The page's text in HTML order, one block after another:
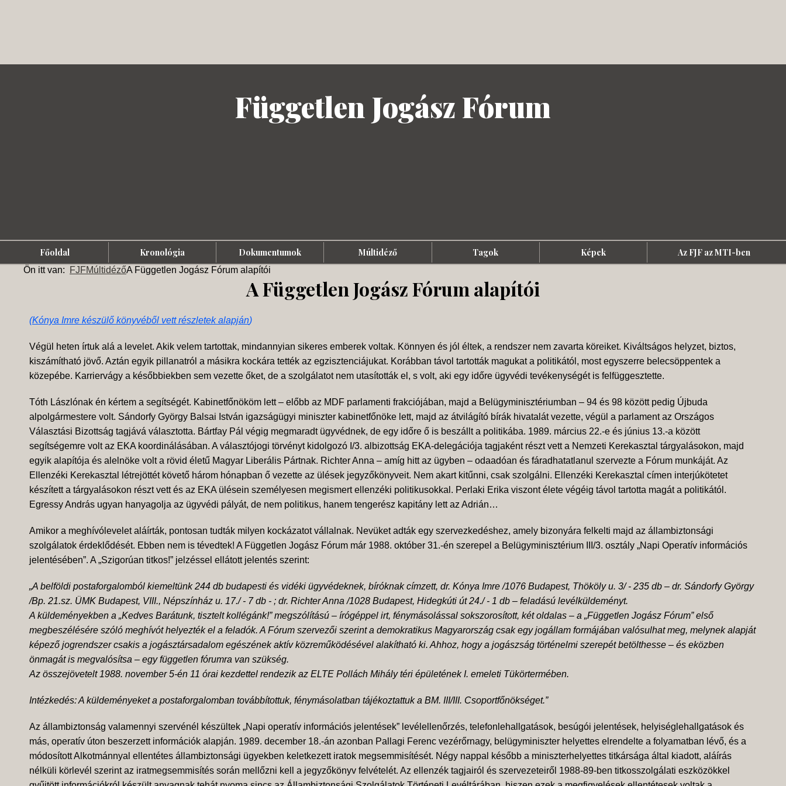
Független Jogász Fórum
Főoldal Kronológia Dokumentumok Múltidéző Tagok Képek Az FJF az MTI-ben
Ön itt van: FJFMúltidézőA Független Jogász Fórum alapítói
A Független Jogász Fórum alapítói
(Kónya Imre készülő könyvéből vett részletek alapján)
Végül heten írtuk alá a levelet. Akik velem tartottak, mindannyian sikeres emberek voltak. Könnyen és jól éltek, a rendszer nem zavarta köreiket. Kiváltságos helyzet, biztos,
kiszámítható jövő. Aztán egyik pillanatról a másikra kockára tették az egzisztenciájukat. Korábban távol tartották magukat a politikától, most egyszerre belecsöppentek a
közepébe. Karriervágy a későbbiekben sem vezette őket, de a szolgálatot nem utasították el, s volt, aki egy időre ügyvédi tevékenységét is felfüggesztette.
Tóth Lászlónak én kértem a segítségét. Kabinetfőnököm lett – előbb az MDF parlamenti frakciójában, majd a Belügyminisztériumban – 94 és 98 között pedig Újbuda
alpolgármestere volt. Sándorfy György Balsai István igazságügyi miniszter kabinetfőnöke lett, majd az átvilágító bírák hivatalát vezette, végül a parlament az Országos
Választási Bizottság tagjává választotta. Bártfay Pál végig megmaradt ügyvédnek, de egy időre ő is beszállt a politikába. 1989. március 22.-e és június 13.-a között
segítségemre volt az EKA koordinálásában. A választójogi törvényt kidolgozó I/3. albizottság EKA-delegációja tagjaként részt vett a Nemzeti Kerekasztal tárgyalásokon, majd
egyik alapítója és alelnöke volt a rövid életű Magyar Liberális Pártnak. Richter Anna – amíg hitt az ügyben – odaadóan és fáradhatatlanul szervezte a Fórum munkáját. Az
Ellenzéki Kerekasztal létrejöttét követő három hónapban ő vezette az ülések jegyzőkönyveit. Nem akart kitűnni, csak szolgálni. Ellenzéki Kerekasztal címen interjúkötetet
készített a tárgyalásokon részt vett és az EKA ülésein személyesen megismert ellenzéki politikusokkal. Perlaki Erika viszont élete végéig távol tartotta magát a politikától.
Egressy András ugyan hanyagolja az ügyvédi pályát, de nem politikus, hanem tengerész kapitány lett az Adrián…
Amikor a meghívólevelet aláírták, pontosan tudták milyen kockázatot vállalnak. Nevüket adták egy szervezkedéshez, amely bizonyára felkelti majd az állambiztonsági
szolgálatok érdeklődését. Ebben nem is tévedtek! A Független Jogász Fórum már 1988. október 31.-én szerepel a Belügyminisztérium III/3. osztály „Napi Operatív információs
jelentésében”. A „Szigorúan titkos!” jelzéssel ellátott jelentés szerint:
„A belföldi postaforgalomból kiemeltünk 244 db budapesti és vidéki ügyvédeknek, bíróknak címzett, dr. Kónya Imre /1076 Budapest, Thököly u. 3/ - 235 db – dr. Sándorfy György
/Bp. 21.sz. ÜMK Budapest, VIII., Népszínház u. 17./ - 7 db - ; dr. Richter Anna /1028 Budapest, Hidegkúti út 24./ - 1 db – feladású levélküldeményt.
A küldeményekben a „Kedves Barátunk, tisztelt kollégánk!” megszólítású – írógéppel irt, fénymásolással sokszorosított, két oldalas – a „Független Jogász Fórum” első
megbeszélésére szóló meghívót helyezték el a feladók. A Fórum szervezői szerint a demokratikus Magyarország csak egy jogállam formájában valósulhat meg, melynek alapját
képező jogrendszer csakis a jogásztársadalom egészének aktív közreműködésével alakítható ki. Ahhoz, hogy a jogászság történelmi szerepét betölthesse – és eközben
önmagát is megvalósítsa – egy független fórumra van szükség.
Az összejövetelt 1988. november 5-én 11 órai kezdettel rendezik az ELTE Pollách Mihály téri épületének I. emeleti Tükörtermében.
Intézkedés: A küldeményeket a postaforgalomban továbbítottuk, fénymásolatban tájékoztattuk a BM. III/III. Csoportfőnökséget.”
Az állambiztonság valamennyi szervénél készültek „Napi operatív információs jelentések” levélellenőrzés, telefonlehallgatások, besúgói jelentések, helyiséglehallgatások és
más, operatív úton beszerzett információk alapján. 1989. december 18.-án azonban Pallagi Ferenc vezérőrnagy, belügyminiszter helyettes elrendelte a folyamatban lévő, és a
módosított Alkotmánnyal ellentétes állambiztonsági ügyekben keletkezett iratok megsemmisítését. Négy nappal később a miniszterhelyettes titkársága által kiadott, aláírás
nélküli körlevél szerint az iratmegsemmisítés során mellőzni kell a jegyzőkönyv felvételét. Az ellenzék tagjairól és szervezeteiről 1988-89-ben titkosszolgálati eszközökkel